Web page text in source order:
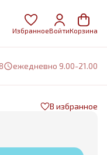
ИзбранноеВойтиКорзина
ежедневно 9.00-21.00
В избранное